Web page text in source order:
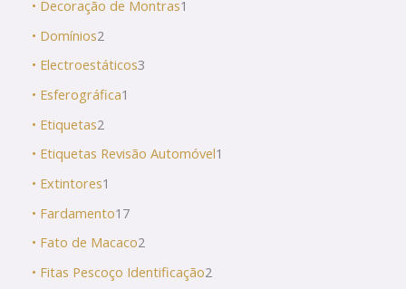
• Decoração de Montras1
• Domínios2
• Electroestáticos3
• Esferográfica1
• Etiquetas2
• Etiquetas Revisão Automóvel1
• Extintores1
• Fardamento17
• Fato de Macaco2
• Fitas Pescoço Identificação2